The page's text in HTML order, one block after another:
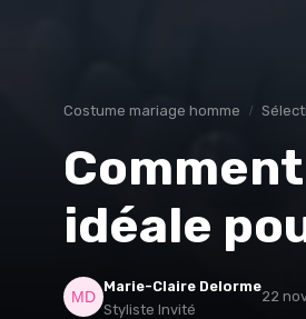
Costume mariage homme
idéale
Marie-Claire Delorme
Styliste Invité
22